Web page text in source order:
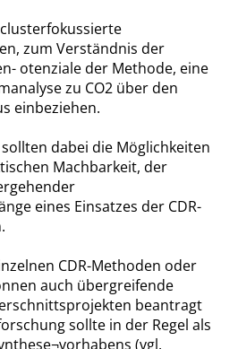
zum Verständnis der
otenziale der Methode, eine
zu CO2 über den
einbeziehen.
dabei die Möglichkeiten
Machbarkeit, der
eines Einsatzes der CDR-
CDR-Methoden oder
auch übergreifende
beantragt
sollte in der Regel als
(vgl.